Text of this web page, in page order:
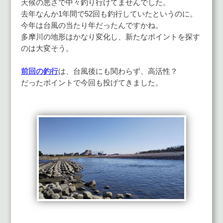
天候の悪さで中々釣り行けてませんでした。
去年なんか1年間で52回も釣行していたというのに。
今年は台風の当たり年だったんですかね。
多摩川の地形はかなり変化し、新たなポイントを探す
のは大変そう。
前回の釣行は、台風後にも関わらず、高活性？
だったポイントで今回も投げてきました。